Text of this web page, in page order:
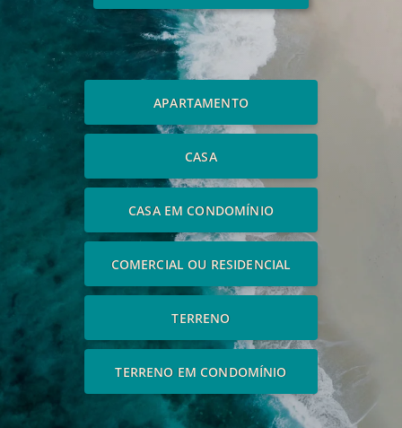
APARTAMENTO
CASA
CASA EM CONDOMÍNIO
COMERCIAL OU RESIDENCIAL
TERRENO
TERRENO EM CONDOMÍNIO